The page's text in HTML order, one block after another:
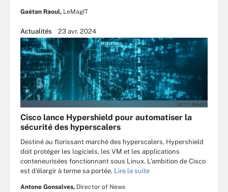
Gaétan Raoul, LeMagIT
Actualités 23 avr. 2024
GETTY IMAGES
Cisco lance Hypershield pour automatiser la
sécurité des hyperscalers
Destiné au florissant marché des hyperscalers, Hypershield
doit protéger les logiciels, les VM et les applications
conteneurisées fonctionnant sous Linux. L’ambition de Cisco
est d’élargir à terme sa portée. Lire la suite
Antone Gonsalves, Director of News